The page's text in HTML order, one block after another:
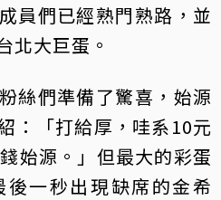
員們已經熟門熟路，並
北大巨蛋。
絲們準備了驚喜，始源
：「打給厚，哇系10元
始源。」但最大的彩蛋
一秒出現缺席的金希